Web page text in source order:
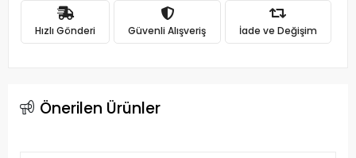
Hızlı Gönderi Güvenli Alışveriş İade ve Değişim
Önerilen Ürünler